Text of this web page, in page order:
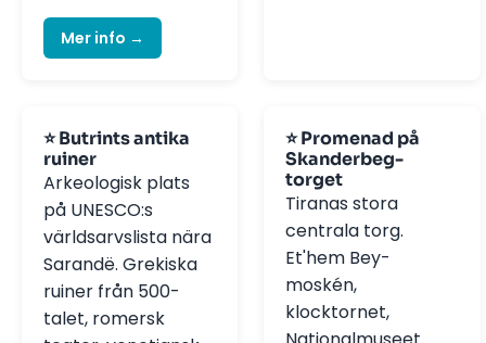
Mer info →
⭐ Butrints antika
ruiner
Arkeologisk plats
på UNESCO:s
världsarvslista nära
Sarandë. Grekiska
ruiner från 500-
talet, romersk
⭐ Promenad på
Skanderbeg-
torget
Tiranas stora
centrala torg.
Et'hem Bey-
moskén,
klocktornet,